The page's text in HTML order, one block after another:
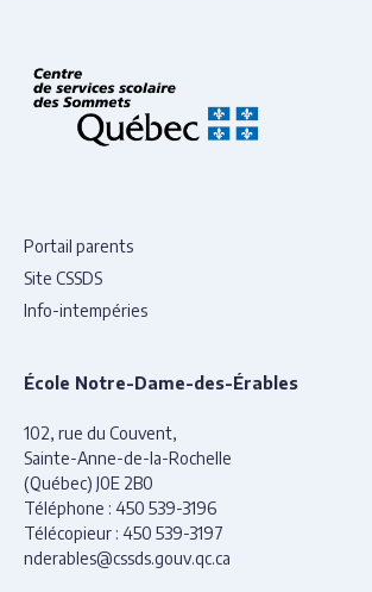
Portail parents
Site CSSDS
Info-intempéries
École Notre-Dame-des-Érables
102, rue du Couvent,
Sainte-Anne-de-la-Rochelle
(Québec) J0E 2B0
Téléphone : 450 539-3196
Télécopieur : 450 539-3197
nderables@cssds.gouv.qc.ca